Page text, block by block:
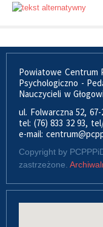
Powiatowe Centrum
Psychologiczno -
Nauczycieli w
ul. Folwarczna 52, 67-
tel: (76) 833 32 93,
e-mail:
Copyright by
zastrzeżone.